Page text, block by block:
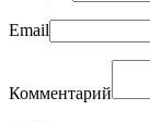
Email
Комментарий